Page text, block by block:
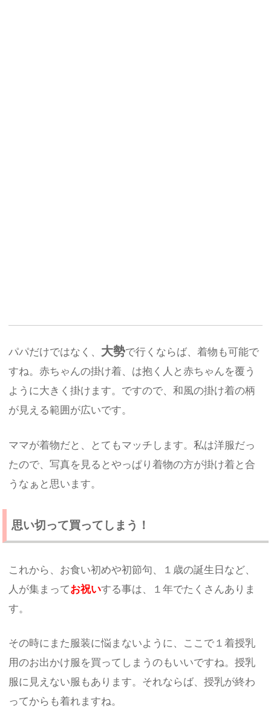
パパだけではなく、 大勢で行くならば、着物も可能で
すね。赤ちゃんの掛け着、は抱く人と赤ちゃんを覆う
ように大きく掛けます。ですので、和風の掛け着の柄
が見える範囲が広いです。
ママが着物だと、とてもマッチします。私は洋服だっ
たので、写真を見るとやっぱり着物の方が掛け着と合
うなぁと思います。
思い切って買ってしまう！
これから、お食い初めや初節句、１歳の誕生日など、
人が集まってお祝いする事は、１年でたくさんありま
す。
その時にまた服装に悩まないように、ここで１着授乳
用のお出かけ服を買ってしまうのもいいですね。授乳
服に見えない服もあります。それならば、授乳が終わ
ってからも着れますね。